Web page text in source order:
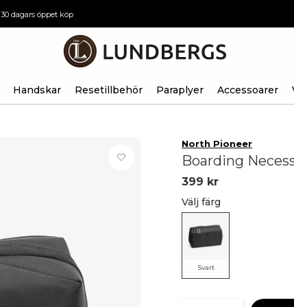
30 dagars öppet köp
Handskar Resetillbehör Paraplyer Accessoarer
North Pioneer
Boarding
399 kr
Välj färg
Svart